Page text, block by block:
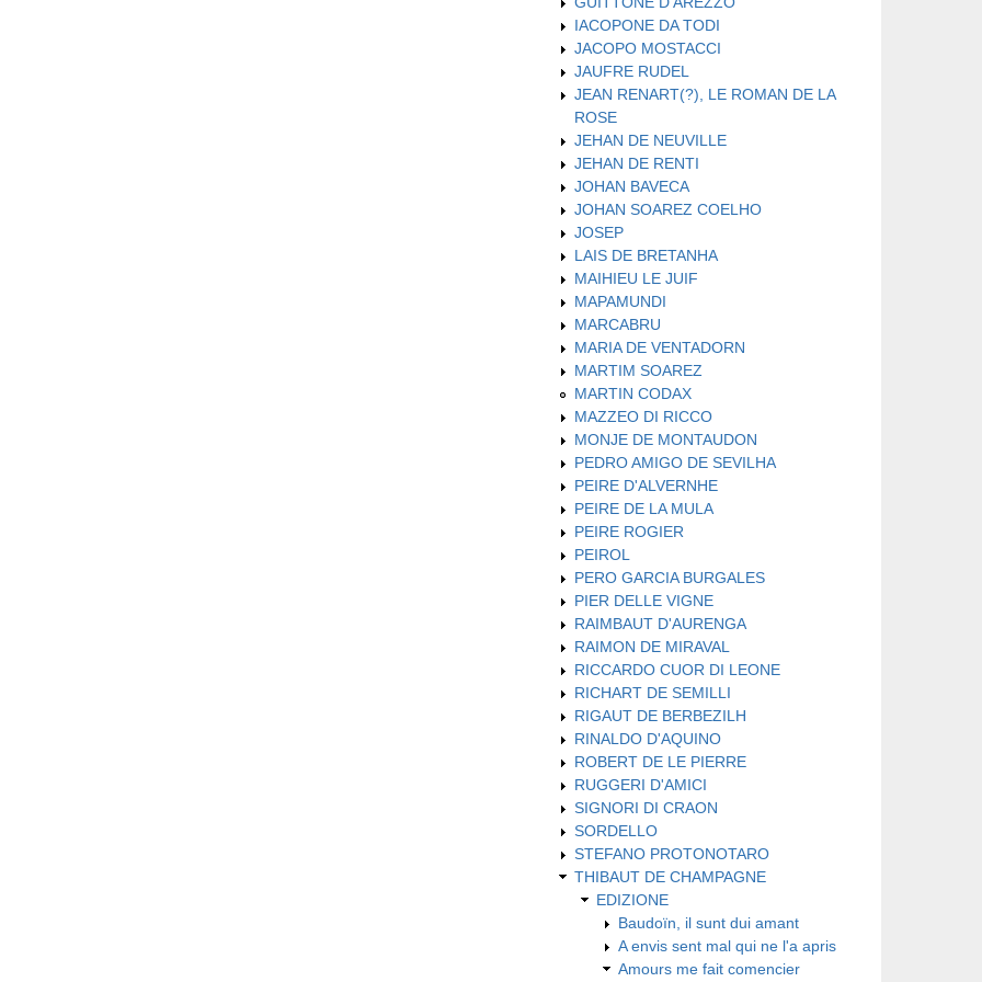
IACOPONE DA TODI
JACOPO MOSTACCI
JAUFRE RUDEL
JEAN RENART(?), LE ROMAN DE LA
ROSE
JEHAN DE NEUVILLE
JEHAN DE RENTI
JOHAN BAVECA
JOHAN SOAREZ COELHO
JOSEP
LAIS DE BRETANHA
MAIHIEU LE JUIF
MAPAMUNDI
MARCABRU
MARIA DE VENTADORN
MARTIM SOAREZ
MARTIN CODAX
MAZZEO DI RICCO
MONJE DE MONTAUDON
PEDRO AMIGO DE SEVILHA
PEIRE D'ALVERNHE
PEIRE DE LA MULA
PEIRE ROGIER
PEIROL
PERO GARCIA BURGALES
PIER DELLE VIGNE
RAIMBAUT D'AURENGA
RAIMON DE MIRAVAL
RICCARDO CUOR DI LEONE
RICHART DE SEMILLI
RIGAUT DE BERBEZILH
RINALDO D'AQUINO
ROBERT DE LE PIERRE
RUGGERI D'AMICI
SIGNORI DI CRAON
SORDELLO
STEFANO PROTONOTARO
THIBAUT DE CHAMPAGNE
EDIZIONE
Baudoïn, il sunt dui amant
A envis sent mal qui ne l'a apris
Amours me fait comencier